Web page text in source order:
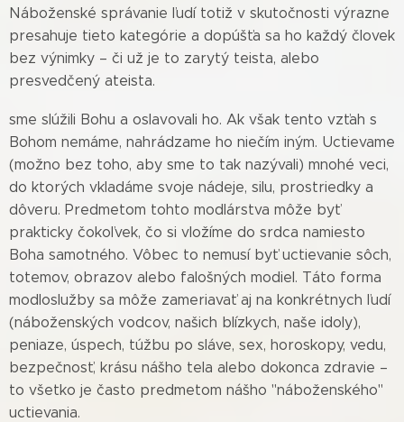
Náboženské správanie ľudí totiž v skutočnosti výrazne
presahuje tieto kategórie a dopúšťa sa ho každý človek
bez výnimky – či už je to zarytý teista, alebo
presvedčený ateista.
sme slúžili Bohu a oslavovali ho. Ak však tento vzťah s
Bohom nemáme, nahrádzame ho niečím iným. Uctievame
(možno bez toho, aby sme to tak nazývali) mnohé veci,
do ktorých vkladáme svoje nádeje, silu, prostriedky a
dôveru. Predmetom tohto modlárstva môže byť
prakticky čokoľvek, čo si vložíme do srdca namiesto
Boha samotného. Vôbec to nemusí byť uctievanie sôch,
totemov, obrazov alebo falošných modiel. Táto forma
modloslužby sa môže zameriavať aj na konkrétnych ľudí
(náboženských vodcov, našich blízkych, naše idoly),
peniaze, úspech, túžbu po sláve, sex, horoskopy, vedu,
bezpečnosť, krásu nášho tela alebo dokonca zdravie –
to všetko je často predmetom nášho "náboženského"
uctievania.